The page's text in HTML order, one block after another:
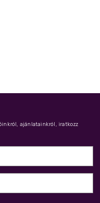
ajánlatainkról, iratkozz